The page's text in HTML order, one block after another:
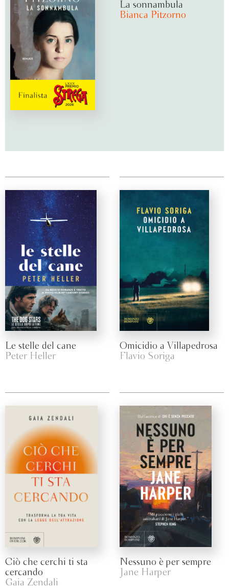
La sonnambula
Bianca Pitzorno
Le stelle del cane
Peter Heller
Omicidio a Villapedrosa
Flavio Soriga
Ciò che cerchi ti sta
cercando
Gaia Zendali
Nessuno è per sempre
Jane Harper